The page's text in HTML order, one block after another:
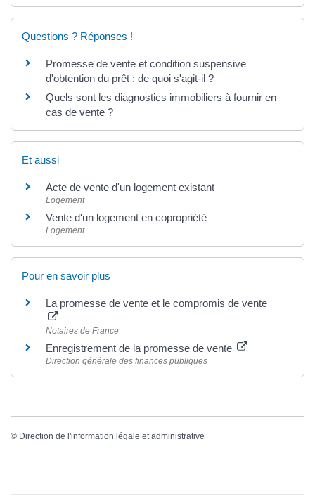
Questions ? Réponses !
Promesse de vente et condition suspensive
d'obtention du prêt : de quoi s'agit-il ?
Quels sont les diagnostics immobiliers à fournir en
cas de vente ?
Et aussi
Acte de vente d'un logement existant
Logement
Vente d'un logement en copropriété
Logement
Pour en savoir plus
La promesse de vente et le compromis de vente
Notaires de France
Enregistrement de la promesse de vente
Direction générale des finances publiques
© Direction de l'information légale et administrative